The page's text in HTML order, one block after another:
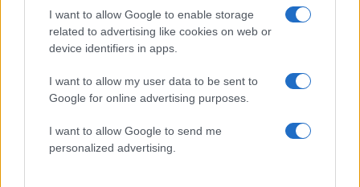
I want to allow Google to enable storage
related to advertising like cookies on web or
device identifiers in apps.
I want to allow my user data to be sent to
Google for online advertising purposes.
I want to allow Google to send me
personalized advertising.
Σχόλια
Οι 6 όροι «φωτιά» του Ιράν
στις ΗΠΑ για τα Στενά του
Ορμούζ - «Ποτέ δεν θα
πόλεμο είτε σε
διαπραγματεύσεις»
Τραγωδία στην
4χρονος βρέθηκε